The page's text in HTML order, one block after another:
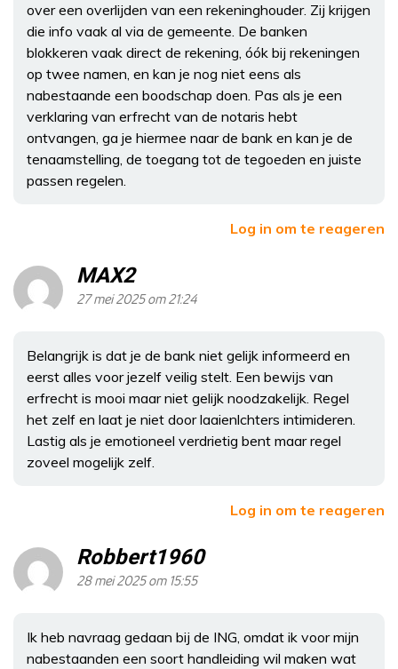
over een overlijden van een rekeninghouder. Zij krijgen
die info vaak al via de gemeente. De banken
blokkeren vaak direct de rekening, óók bij rekeningen
op twee namen, en kan je nog niet eens als
nabestaande een boodschap doen. Pas als je een
verklaring van erfrecht van de notaris hebt
ontvangen, ga je hiermee naar de bank en kan je de
tenaamstelling, de toegang tot de tegoeden en juiste
passen regelen.
Log in om te reageren
MAX2
27 mei 2025 om 21:24
Belangrijk is dat je de bank niet gelijk informeerd en
eerst alles voor jezelf veilig stelt. Een bewijs van
erfrecht is mooi maar niet gelijk noodzakelijk. Regel
het zelf en laat je niet door laaienlchters intimideren.
Lastig als je emotioneel verdrietig bent maar regel
zoveel mogelijk zelf.
Log in om te reageren
Robbert1960
28 mei 2025 om 15:55
Ik heb navraag gedaan bij de ING, omdat ik voor mijn
nabestaanden een soort handleiding wil maken wat